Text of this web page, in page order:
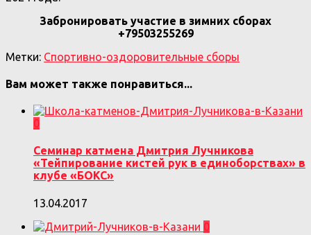
Забронировать участие в зимних сборах
+79503255269
Метки: Спортивно-оздоровительные сборы
Вам может также понравиться...
0
Семинар катмена Дмитрия Лучникова
«Тейпирование кистей рук в единоборствах» в
клубе «БОКС»
13.04.2017
0